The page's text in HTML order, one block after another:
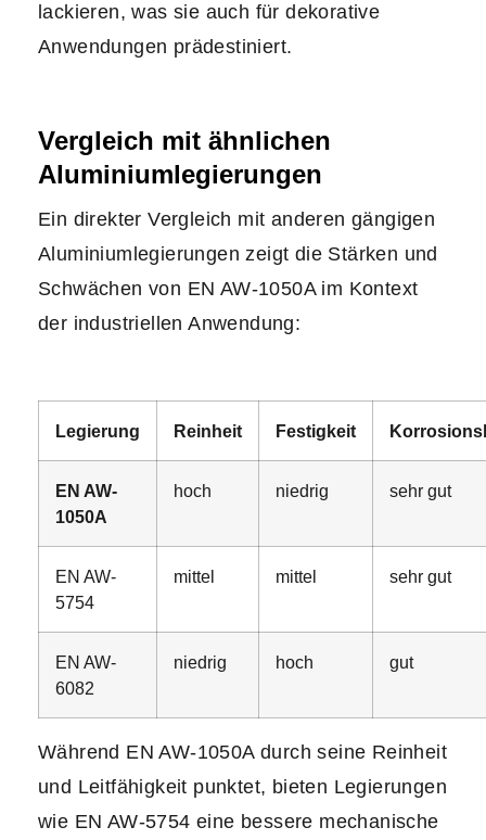
lackieren, was sie auch für dekorative
Anwendungen prädestiniert.
Vergleich mit ähnlichen
Aluminiumlegierungen
Ein direkter Vergleich mit anderen gängigen
Aluminiumlegierungen zeigt die Stärken und
Schwächen von EN AW-1050A im Kontext
der industriellen Anwendung:
Legierung Reinheit Festigkeit
EN AW-
1050A
hoch niedrig sehr gut
EN AW-
5754
mittel mittel sehr gut
EN AW-
6082
niedrig hoch gut
Während EN AW-1050A durch seine Reinheit
und Leitfähigkeit punktet, bieten Legierungen
wie EN AW-5754 eine bessere mechanische